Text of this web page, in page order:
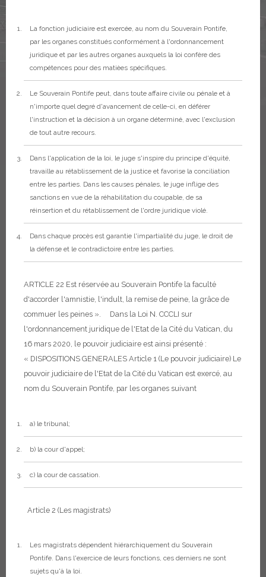
La fonction judiciaire est exercée, au nom du Souverain Pontife,
par les organes constitués conformément à l'ordonnancement
juridique et par les autres organes auxquels la loi confère des
compétences pour des matièes spécifiques.
Le Souverain Pontife peut, dans toute affaire civile ou pénale et à
n'importe quel degré d'avancement de celle-ci, en déférer
l'instruction et la décision à un organe déterminé, avec l'exclusion
de tout autre recours.
Dans l'application de la loi, le juge s'inspire du principe d'équité,
travaille au rétablissement de la justice et favorise la conciliation
entre les parties. Dans les causes pénales, le juge inflige des
sanctions en vue de la réhabilitation du coupable, de sa
réinsertion et du rétablissement de l'ordre juridique violé.
Dans chaque procès est garantie l'impartialité du juge, le droit de
la défense et le contradictoire entre les parties.
ARTICLE 22 Est réservée au Souverain Pontife la faculté
d'accorder l'amnistie, l'indult, la remise de peine, la grâce de
commuer les peines ».
Dans la Loi N. CCCLI sur
l'ordonnancement juridique de l'Etat de la Cité du Vatican, du
16 mars 2020, le pouvoir judiciaire est ainsi présenté :
« DISPOSITIONS GENERALES Article 1 (Le pouvoir judiciaire) Le
pouvoir judiciaire de l'Etat de la Cité du Vatican est exercé, au
nom du Souverain Pontife, par les organes suivant
a) le tribunal;
b) la cour d'appel;
c) la cour de cassation.
Article 2 (Les magistrats)
Les magistrats dépendent hiérarchiquement du Souverain
Pontife. Dans l'exercice de leurs fonctions, ces derniers ne sont
sujets qu'à la loi.